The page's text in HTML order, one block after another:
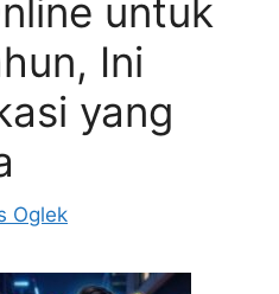
untuk
Ini
yang
Oglek